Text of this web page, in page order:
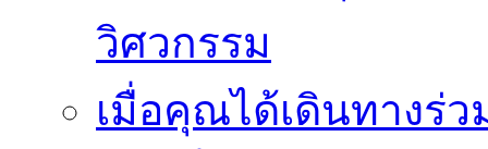
วิศวกรรม
เมื่อคุณได้เดินทางร่